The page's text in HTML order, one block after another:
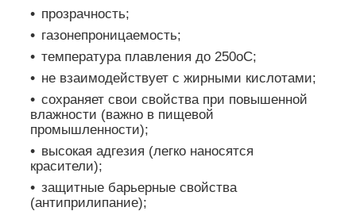
прозрачность;
газонепроницаемость;
температура плавления до 250oС;
не взаимодействует с жирными кислотами;
сохраняет свои свойства при повышенной
влажности (важно в пищевой
промышленности);
высокая адгезия (легко наносятся
красители);
защитные барьерные свойства
(антиприлипание);